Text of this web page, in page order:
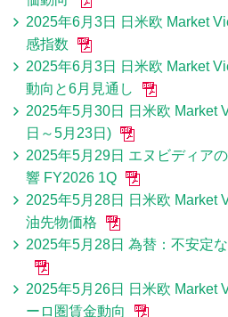
2025年6月3日 日米欧 Market
感指数
2025年6月3日 日米欧 Market
動向と6月見通し
2025年5月30日 日米欧 Market
日～5月23日)
2025年5月29日 エヌビディア
響 FY2026 1Q
2025年5月28日 日米欧 Market
油先物価格
2025年5月28日 為替：不安定
2025年5月26日 日米欧 Market
ーロ圏賃金動向